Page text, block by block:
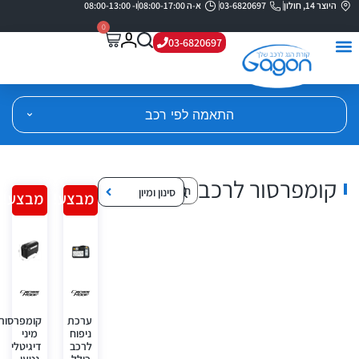
היוצר 14, חולון 03-6820697 א-ה 08:00-17:00 ו- 08:00-13:00
03-6820697
0
התאמה לפי רכב
קומפרסור לרכב סינון ומיון
ערכת
ניפוח
לרכב
מבצע!
מיני
דיגיטלי
מבצע!